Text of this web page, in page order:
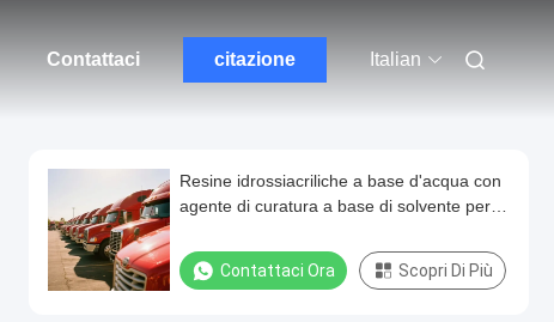
Contattaci citazione Italian
Resine idrossiacriliche a base d'acqua con
agente di curatura a base di solvente per
Contattaci Ora Scopri Di Più